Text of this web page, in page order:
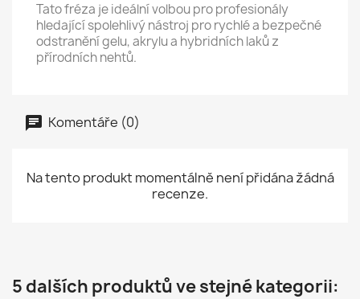
Tato fréza je ideální volbou pro profesionály
hledající spolehlivý nástroj pro rychlé a bezpečné
odstranění gelu, akrylu a hybridních laků z
přírodních nehtů.
Komentáře (0)
Na tento produkt momentálně není přidána žádná
recenze.
5 dalších produktů ve stejné kategorii: